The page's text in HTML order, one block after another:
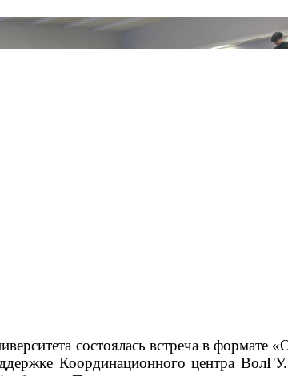
состоялась встреча в
Координационного центра